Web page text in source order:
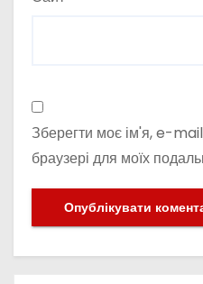
Зберегти моє ім'я, e-
браузері для моїх